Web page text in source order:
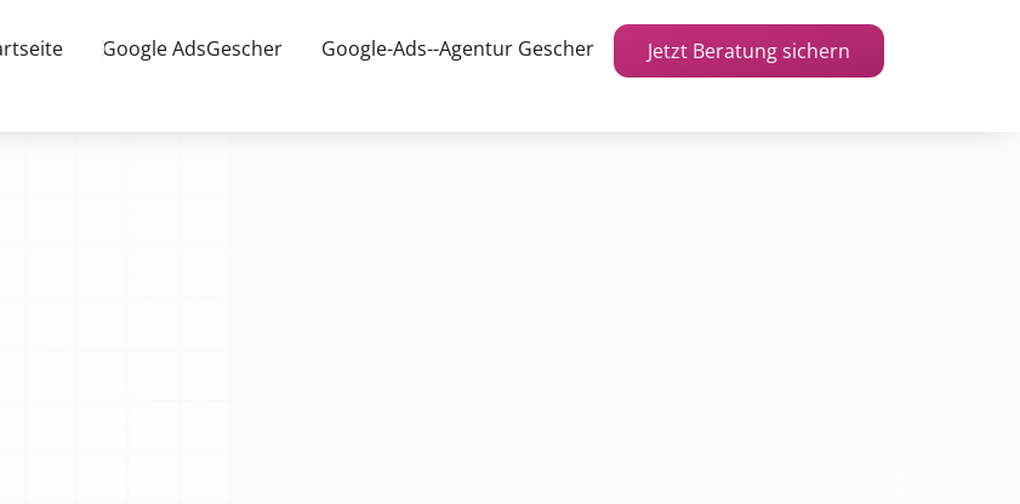
Google AdsGescher Google-Ads--Agentur Gescher Jetzt Beratung sichern